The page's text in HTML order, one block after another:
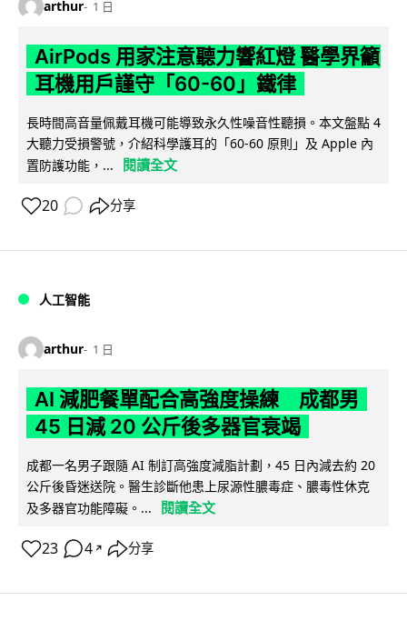
arthur 1 日
AirPods 用家注意聽力響紅燈 醫學界籲
耳機用戶謹守「60-60」鐵律
長時間高音量佩戴耳機可能導致永久性噪音性聽損。本文盤點 4
大聽力受損警號，介紹科學護耳的「60-60 原則」及 Apple 內
置防護功能，...
閱讀全文
20 分享
人工智能
arthur 1 日
AI 減肥餐單配合高強度操練 成都男
45 日減 20 公斤後多器官衰竭
成都一名男子跟隨 AI 制訂高強度減脂計劃，45 日內減去約 20
公斤後昏迷送院。醫生診斷他患上尿源性膿毒症、膿毒性休克
及多器官功能障礙。...
閱讀全文
23 4 ↗ 分享